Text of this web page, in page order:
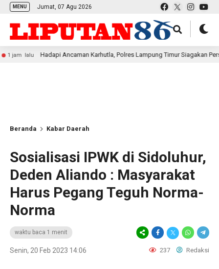
MENU Jumat, 07 Agu 2026
Hadapi Ancaman Karhutla, Polres Lampung Timur Siagakan Personel
Beranda Kabar Daerah
Sosialisasi IPWK di Sidoluhur,
Deden Aliando : Masyarakat
Harus Pegang Teguh Norma-
Norma
waktu baca 1 menit
Senin, 20 Feb 2023 14:06 237 Redaksi